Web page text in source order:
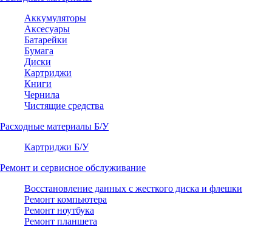
Аккумуляторы
Аксесуары
Батарейки
Бумага
Диски
Картриджи
Книги
Чернила
Чистящие средства
Расходные материалы Б/У
Картриджи Б/У
Ремонт и сервисное обслуживание
Восстановление данных с жесткого диска и флешки
Ремонт компьютера
Ремонт ноутбука
Ремонт планшета